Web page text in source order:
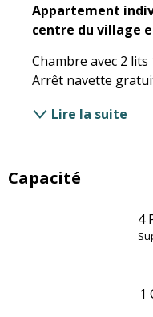
Appartement
centre du village
Chambre avec 2 lits
Arrêt navette
Lire la suite
Capacité
4
1